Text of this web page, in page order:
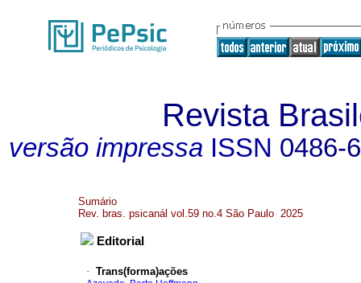
Revista
versão impressa ISSN 0486-
Sumário
Rev. bras. psicanál vol.59 no.4 São Paulo 2025
Editorial
· Trans(forma)ações